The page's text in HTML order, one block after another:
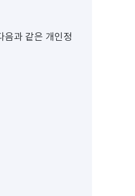
음과 같은 개인정